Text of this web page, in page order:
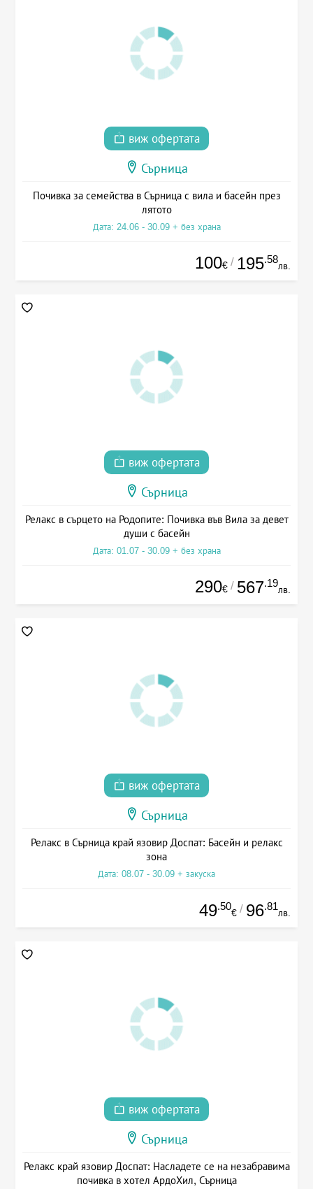
виж офертата
Сърница
Почивка за семейства в Сърница с вила и басейн през
лятото
Дата: 24.06 - 30.09 + без храна
100€ / 195.58
лв.
виж офертата
Сърница
Релакс в сърцето на Родопите: Почивка във Вила за девет
души с басейн
Дата: 01.07 - 30.09 + без храна
290€ / 567.19
лв.
виж офертата
Сърница
Релакс в Сърница край язовир Доспат: Басейн и релакс
зона
Дата: 08.07 - 30.09 + закуска
49.50
€ / 96.81
лв.
виж офертата
Сърница
Релакс край язовир Доспат: Насладете се на незабравима
почивка в хотел АрдоХил, Сърница